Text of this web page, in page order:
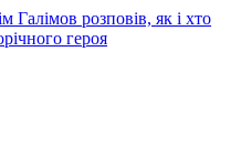
Галімов розповів, як і хто
героя